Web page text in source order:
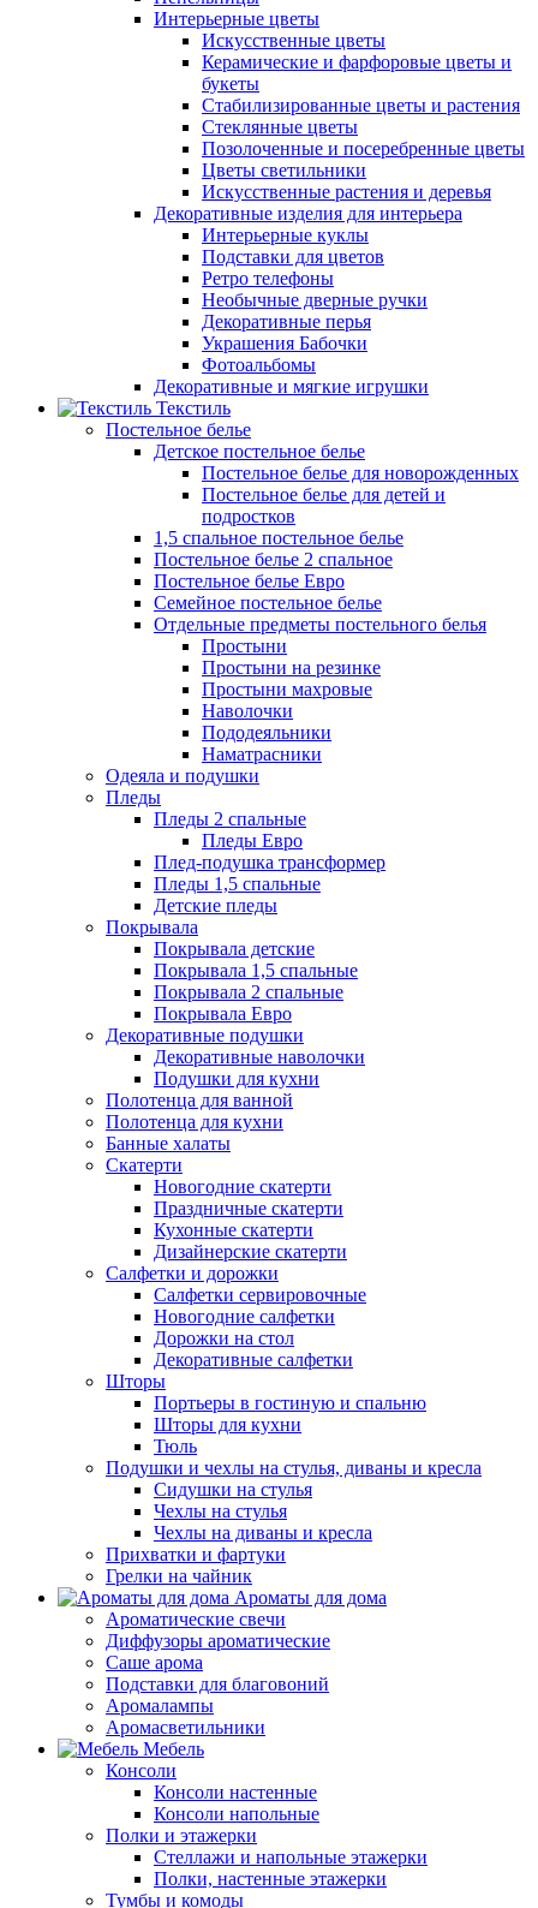
Интерьерные цветы
Искусственные цветы
Керамические и фарфоровые цветы и
букеты
Стабилизированные цветы и растения
Стеклянные цветы
Позолоченные и посеребренные цветы
Цветы светильники
Искусственные растения и деревья
Декоративные изделия для интерьера
Интерьерные куклы
Подставки для цветов
Ретро телефоны
Необычные дверные ручки
Декоративные перья
Украшения Бабочки
Фотоальбомы
Декоративные и мягкие игрушки
Текстиль
Постельное белье
Детское постельное белье
Постельное белье для новорожденных
Постельное белье для детей и
подростков
1,5 спальное постельное белье
Постельное белье 2 спальное
Постельное белье Евро
Семейное постельное белье
Отдельные предметы постельного белья
Простыни
Простыни на резинке
Простыни махровые
Наволочки
Пододеяльники
Наматрасники
Одеяла и подушки
Пледы
Пледы 2 спальные
Пледы Евро
Плед-подушка трансформер
Пледы 1,5 спальные
Детские пледы
Покрывала
Покрывала детские
Покрывала 1,5 спальные
Покрывала 2 спальные
Покрывала Евро
Декоративные подушки
Декоративные наволочки
Подушки для кухни
Полотенца для ванной
Полотенца для кухни
Банные халаты
Скатерти
Новогодние скатерти
Праздничные скатерти
Кухонные скатерти
Дизайнерские скатерти
Салфетки и дорожки
Салфетки сервировочные
Новогодние салфетки
Дорожки на стол
Декоративные салфетки
Шторы
Портьеры в гостиную и спальню
Шторы для кухни
Тюль
Подушки и чехлы на стулья, диваны и кресла
Сидушки на стулья
Чехлы на стулья
Чехлы на диваны и кресла
Прихватки и фартуки
Грелки на чайник
Ароматы для дома
Ароматические свечи
Диффузоры ароматические
Саше арома
Подставки для благовоний
Аромалампы
Аромасветильники
Мебель
Консоли
Консоли настенные
Консоли напольные
Полки и этажерки
Стеллажи и напольные этажерки
Полки, настенные этажерки
Тумбы и комоды